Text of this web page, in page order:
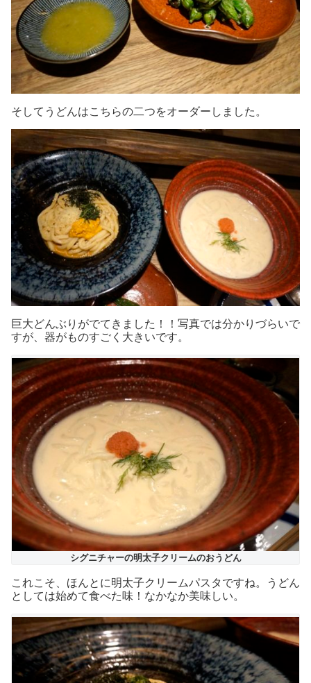
そしてうどんはこちらの二つをオーダーしました。
巨大どんぶりがでてきました！！写真では分かりづらいで
すが、器がものすごく大きいです。
シグニチャーの明太子クリームのおうどん
これこそ、ほんとに明太子クリームパスタですね。うどん
としては始めて食べた味！なかなか美味しい。